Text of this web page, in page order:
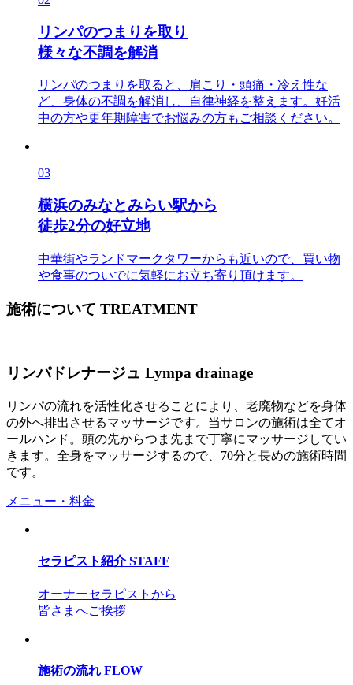
リンパのつまりを取り
様々な不調を解消
リンパのつまりを取ると、肩こり・頭痛・冷え性な
ど、身体の不調を解消し、自律神経を整えます。妊活
中の方や更年期障害でお悩みの方もご相談ください。
03
横浜のみなとみらい駅から
徒歩2分の好立地
中華街やランドマークタワーからも近いので、買い物
や食事のついでに気軽にお立ち寄り頂けます。
施術について TREATMENT
リンパドレナージュ Lympa drainage
リンパの流れを活性化させることにより、老廃物などを身体
の外へ排出させるマッサージです。当サロンの施術は全てオ
ールハンド。頭の先からつま先まで丁寧にマッサージしてい
きます。全身をマッサージするので、70分と⻑めの施術時間
です。
メニュー・料金
セラピスト紹介 STAFF
オーナーセラピストから
皆さまへご挨拶
施術の流れ FLOW